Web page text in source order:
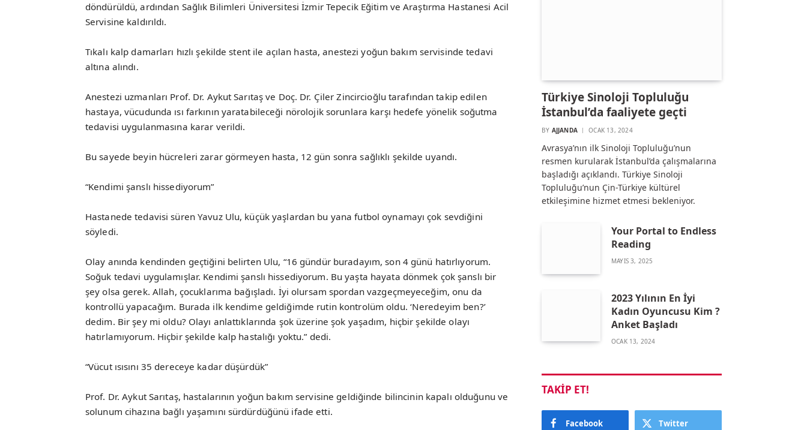
döndürüldü, ardından Sağlık Bilimleri Üniversitesi İzmir Tepecik Eğitim ve Araştırma Hastanesi Acil
Servisine kaldırıldı.
Tıkalı kalp damarları hızlı şekilde stent ile açılan hasta, anestezi yoğun bakım servisinde tedavi
altına alındı.
Anestezi uzmanları Prof. Dr. Aykut Sarıtaş ve Doç. Dr. Çiler Zincircioğlu tarafından takip edilen
hastaya, vücudunda ısı farkının yaratabileceği nörolojik sorunlara karşı hedefe yönelik soğutma
tedavisi uygulanmasına karar verildi.
Bu sayede beyin hücreleri zarar görmeyen hasta, 12 gün sonra sağlıklı şekilde uyandı.
“Kendimi şanslı hissediyorum”
Hastanede tedavisi süren Yavuz Ulu, küçük yaşlardan bu yana futbol oynamayı çok sevdiğini
söyledi.
Olay anında kendinden geçtiğini belirten Ulu, “16 gündür buradayım, son 4 günü hatırlıyorum.
Soğuk tedavi uygulamışlar. Kendimi şanslı hissediyorum. Bu yaşta hayata dönmek çok şanslı bir
şey olsa gerek. Allah, çocuklarıma bağışladı. İyi olursam spordan vazgeçmeyeceğim, onu da
kontrollü yapacağım. Burada ilk kendime geldiğimde rutin kontrolüm oldu. ‘Neredeyim ben?’
dedim. Bir şey mi oldu? Olayı anlattıklarında şok üzerine şok yaşadım, hiçbir şekilde olayı
hatırlamıyorum. Hiçbir şekilde kalp hastalığı yoktu.” dedi.
“Vücut ısısını 35 dereceye kadar düşürdük”
Prof. Dr. Aykut Sarıtaş, hastalarının yoğun bakım servisine geldiğinde bilincinin kapalı olduğunu ve
solunum cihazına bağlı yaşamını sürdürdüğünü ifade etti.
Türkiye Sinoloji Topluluğu
İstanbul’da faaliyete geçti
BY AJJANDA OCAK 13, 2024
Avrasya’nın ilk Sinoloji Topluluğu’nun
resmen kurularak İstanbul’da çalışmalarına
başladığı açıklandı. Türkiye Sinoloji
Topluluğu’nun Çin-Türkiye kültürel
etkileşimine hizmet etmesi bekleniyor.
Your Portal to Endless
Reading
MAYIS 3, 2025
2023 Yılının En İyi
Kadın Oyuncusu Kim ?
Anket Başladı
OCAK 13, 2024
TAKIP ET!
Facebook Twitter